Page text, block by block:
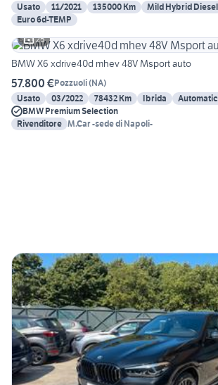
Usato
11/2021 135000 Km Mild Hybrid Diesel
Euro 6d-TEMP
25
BMW X6 xdrive40d mhev 48V Msport auto
57.800 €Pozzuoli(NA)
Usato
03/2022 78432 Km Ibrida
BMW Premium Selection
Rivenditore M.Car -sede di Napoli-